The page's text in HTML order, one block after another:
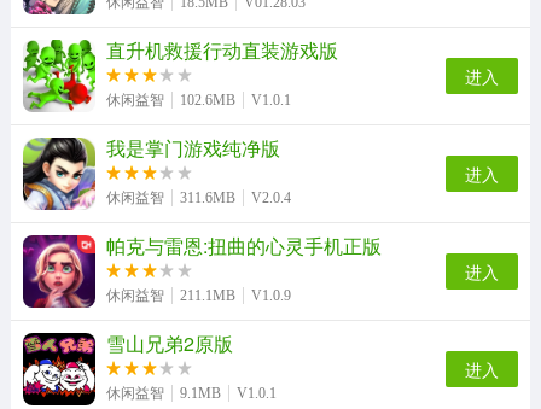
砸罐子3手机版 大便超人3原版 涂鸦一笔划官方最新版
皮皮小屋手机正版 艾尔登法环传奇游戏官方版
节奏地牢游戏完整版
直升机救援行动直装游戏版
休闲益智 102.6MB V1.0.1
进入
我是掌门游戏纯净版
休闲益智 311.6MB V2.0.4
进入
帕克与雷恩:扭曲的心灵手机正版
休闲益智 211.1MB V1.0.9
进入
雪山兄弟2原版
休闲益智 9.1MB V1.0.1
进入